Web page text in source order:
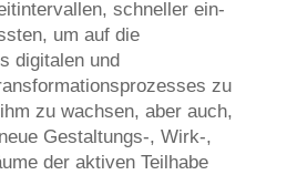
schneller ein-
um auf die
digitalen und
zu
zu wachsen, aber auch,
Gestaltungs-, Wirk-,
der aktiven Teilhabe